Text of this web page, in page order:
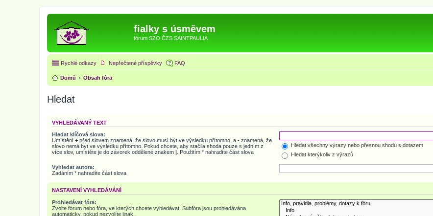
fialky s úsměvem
fórum SZO ČZS SAINTPAULIA
Rychlé odkazy Nepřečtené příspěvky FAQ
Domů Obsah fóra
Hledat
VYHLEDÁVANÝ TEXT
Hledat klíčová slova:
Umístění + před slovem znamená, že slovo musí být ve výsledku přítomno, a - znamená, že
slovo nemá být ve výsledku přítomno. Pokud chcete, aby stačila shoda pouze s jedním z
více slov, umístěte je do závorek oddělené znakem | . Použitím * nahradíte část slova
Hledat všechny výrazy nebo přesnou shodu s dotazem
Hledat kterýkoliv z výrazů
Vyhledat autora:
Zadáním * nahradíte část slova
NASTAVENÍ VYHLEDÁVÁNÍ
Prohledávat fóra:
Zvolte fórum nebo fóra, ve kterých chcete vyhledávat. Subfóra jsou prohledávána
automaticky, pokud nezvolíte jinak.